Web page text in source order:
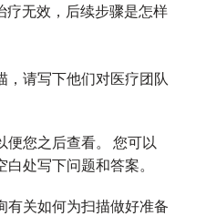
疗无效，后续步骤是怎样
，请写下他们对医疗团队
便您之后查看。 您可以
白处写下问题和答案。
有关如何为扫描做好准备